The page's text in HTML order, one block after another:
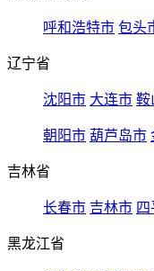
呼和浩特市 包头
辽宁省
沈阳市 大连市 鞍
朝阳市 葫芦岛市
吉林省
长春市 吉林市
黑龙江省